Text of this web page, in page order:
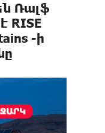
Ռալֆ
RISE
-ի